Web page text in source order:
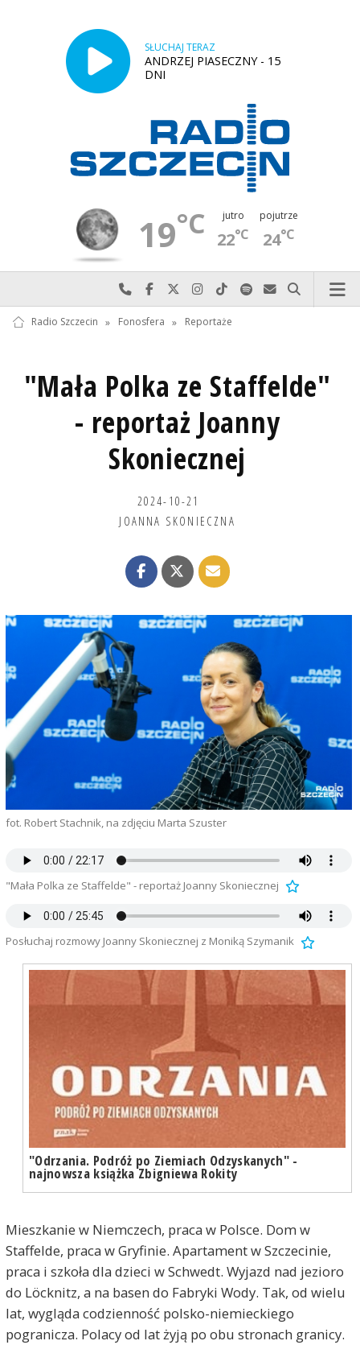
SŁUCHAJ TERAZ
ANDRZEJ PIASECZNY - 15
DNI
19°C jutro
22°C
pojutrze
24°C
Najlepiej po prostu do nas zadzwoń
Odwiedź nas na Facebook-u
Odwiedź nas na X
Odwiedź nas na Instagram-ie
Odwiedź nas na TikTok-u
Szukaj nas na Spotify
Wyślij do nas
Szukaj
Radio Szczecin » Fonosfera » Reportaże
"Mała Polka ze Staffelde"
- reportaż Joanny
Skoniecznej
2024-10-21
JOANNA SKONIECZNA
fot. Robert Stachnik, na zdjęciu Marta Szuster
"Mała Polka ze Staffelde" - reportaż Joanny Skoniecznej
Posłuchaj rozmowy Joanny Skoniecznej z Moniką Szymanik
"Odrzania. Podróż po Ziemiach Odzyskanych" -
najnowsza książka Zbigniewa Rokity
Mieszkanie w Niemczech, praca w Polsce. Dom w
Staffelde, praca w Gryfinie. Apartament w Szczecinie,
praca i szkoła dla dzieci w Schwedt. Wyjazd nad jezioro
do Löcknitz, a na basen do Fabryki Wody. Tak, od wielu
lat, wygląda codzienność polsko-niemieckiego
pogranicza. Polacy od lat żyją po obu stronach granicy.